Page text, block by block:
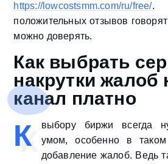
https://lowcostsmm.com/ru/free/.
положительных отзывов
можно доверять.
Как выбрать
накрутки жалоб
канал платно
К
выбору биржи всегда
умом, особенно в
добавление жалоб. Ведь